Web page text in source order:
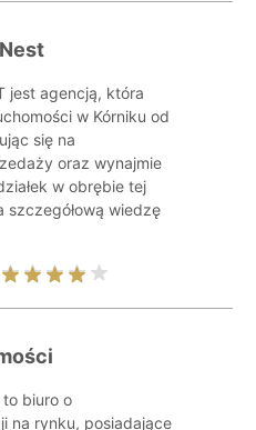
jest agencją, która
w Kórniku od
się na
oraz wynajmie
w obrębie tej
szczegółową wiedzę
to biuro o
na rynku, posiadające